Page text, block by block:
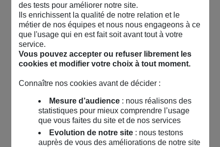
des tests pour améliorer notre site.
Ils enrichissent la qualité de notre relation et le
métier de nos équipes et nous nous engageons à ce
que l'usage qui en est fait soit avant tout à votre
service.
Vous pouvez accepter ou refuser librement les
cookies et modifier votre choix à tout moment.
Connaître nos cookies avant de décider :
Mesure d’audience: nous réalisons des
statistiques pour mieux comprendre l’usage
que vous faites du site et de nos services
Evolution de notre site: nous testons
auprès de vous des améliorations de notre site